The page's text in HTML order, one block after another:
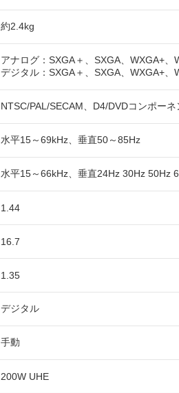
約2.4kg
アナログ：SXGA＋、SXGA、WXGA+
デジタル：SXGA＋、SXGA、WXGA+
NTSC/PAL/SECAM、D4/DVDコンポーネ
水平15～69kHz、垂直50～85Hz
水平15～66kHz、垂直24Hz 30Hz 50Hz
1.44
16.7
1.35
デジタル
手動
200W UHE